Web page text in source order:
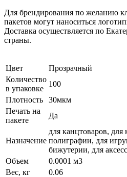
Для брендирования по желанию
пакетов могут наноситься
Доставка осуществляется по
страны.
Цвет
Прозрачный
Количество
в упаковке
100
Плотность
30мкм
Печать на
пакете
Да
Назначение
для канцтоваров, для
полиграфии, для
бижутерии, для
Объем
0.0001 м3
Вес, кг
0.06